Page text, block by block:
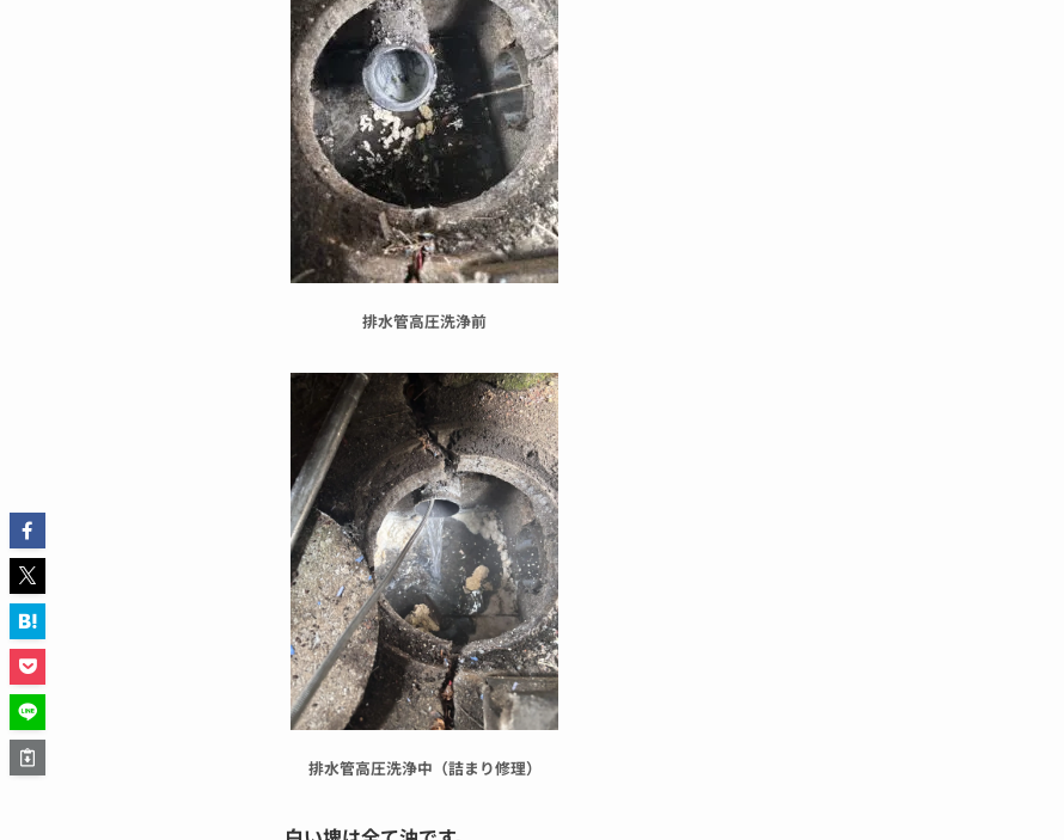
排水管高圧洗浄前
排水管高圧洗浄中（詰まり修理）